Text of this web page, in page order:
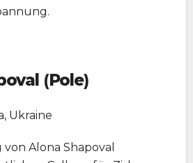
(Pole)
Ukraine
Alona Shapoval